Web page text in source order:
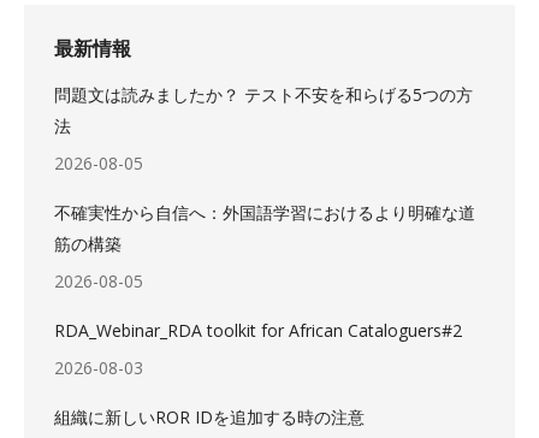
最新情報
問題文は読みましたか？ テスト不安を和らげる5つの方
法
2026-08-05
不確実性から自信へ：外国語学習におけるより明確な道
筋の構築
2026-08-05
RDA_Webinar_RDA toolkit for African Cataloguers#2
2026-08-03
組織に新しいROR IDを追加する時の注意